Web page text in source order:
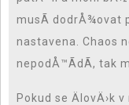
musÃ­ dodrÅ¾ovat
nastavena. Chaos
nepodÅ™Ã­dÃ­, tak
Pokud se ÄlovÄ›k